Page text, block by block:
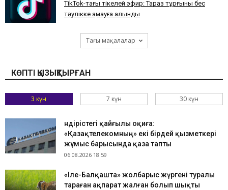
TikTok-тағы тікелей эфир: Тараз тұрғыны бес
тәулікке қамауға алынды
Тағы мақалалар
КӨПТІ ҚЫЗЫҚТЫРҒАН
3 күн 7 күн 30 күн
Өндірістегі қайғылы оқиға:
«Қазақтелекомның» екі бірдей қызметкері
жұмыс барысында қаза тапты
06.08.2026 18:59
«Іле-Балқашта» жолбарыс жүргені туралы
тараған ақпарат жалған болып шықты